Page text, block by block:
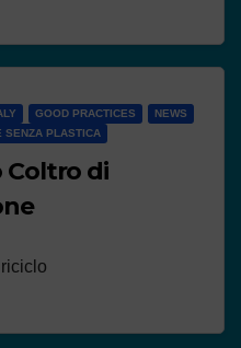
GOOD PRACTICES
NEWS
SENZA PLASTICA
Coltro di